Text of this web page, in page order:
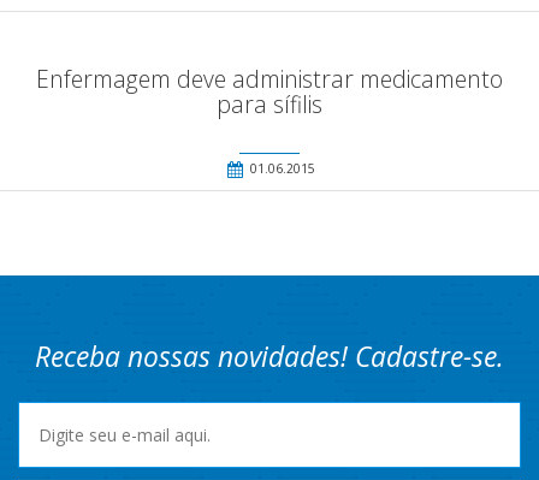
Enfermagem deve administrar medicamento
para sífilis
01.06.2015
Receba nossas novidades! Cadastre-se.